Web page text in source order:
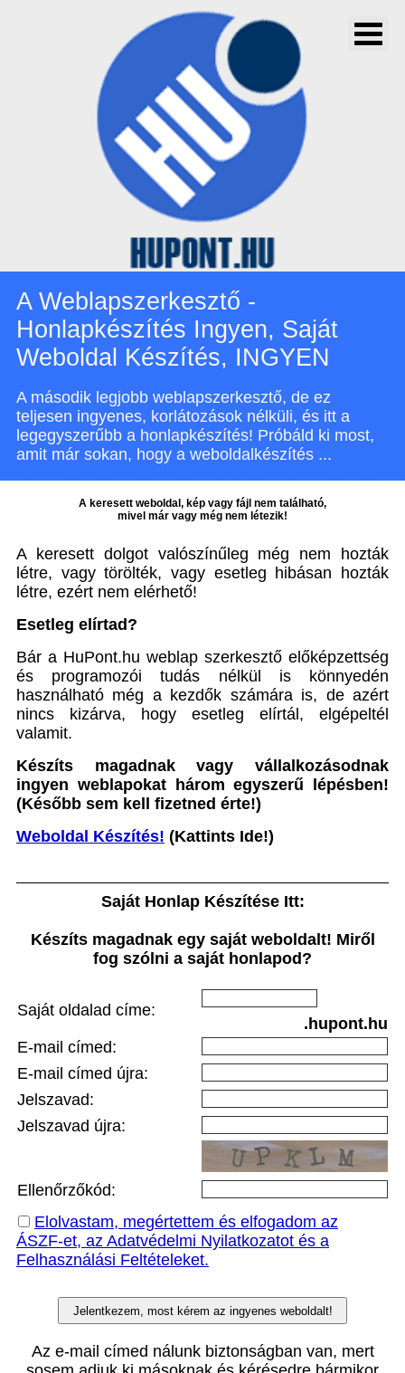
A Weblapszerkesztő -
Honlapkészítés Ingyen, Saját
Weboldal Készítés, INGYEN
A második legjobb weblapszerkesztő, de ez
teljesen ingyenes, korlátozások nélküli, és itt a
legegyszerűbb a honlapkészítés! Próbáld ki most,
amit már sokan, hogy a weboldalkészítés ...
A keresett weboldal, kép vagy fájl nem található,
mivel már vagy még nem létezik!
A keresett dolgot valószínűleg még nem hozták
létre, vagy törölték, vagy esetleg hibásan hozták
létre, ezért nem elérhető!
Esetleg elírtad?
Bár a HuPont.hu weblap szerkesztő előképzettség
és programozói tudás nélkül is könnyedén
használható még a kezdők számára is, de azért
nincs kizárva, hogy esetleg elírtál, elgépeltél
valamit.
Készíts magadnak vagy vállalkozásodnak
ingyen weblapokat három egyszerű lépésben!
(Később sem kell fizetned érte!)
Weboldal Készítés! (Kattints Ide!)
Saját Honlap Készítése Itt:
Készíts magadnak egy saját weboldalt! Miről
fog szólni a saját honlapod?
Saját oldalad címe:
.hupont.hu
E-mail címed:
E-mail címed újra:
Jelszavad:
Jelszavad újra:
Ellenőrzőkód:
Elolvastam, megértettem és elfogadom az
ÁSZF-et, az Adatvédelmi Nyilatkozatot és a
Felhasználási Feltételeket.
Az e-mail címed nálunk biztonságban van, mert